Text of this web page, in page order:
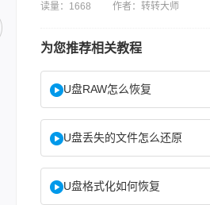
读量：1668 作者：转转大师
为您推荐相关教程
U盘RAW怎么恢复
U盘丢失的文件怎么还原
U盘格式化如何恢复